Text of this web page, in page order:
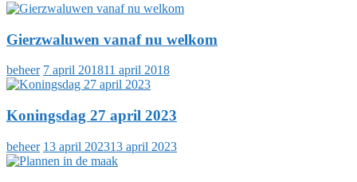
Gierzwaluwen vanaf nu welkom
beheer 7 april 201811 april 2018
Koningsdag 27 april 2023
beheer 13 april 202313 april 2023